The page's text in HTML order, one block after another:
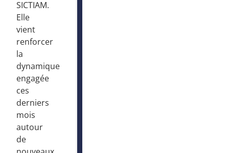
SICTIAM.
Elle
vient
renforcer
la
dynamique
engagée
ces
derniers
mois
autour
de